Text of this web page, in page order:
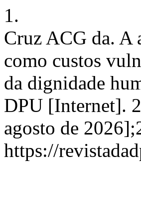
1.
Cruz ACG da. A
como custos
da dignidade
DPU [Internet].
agosto de
https://